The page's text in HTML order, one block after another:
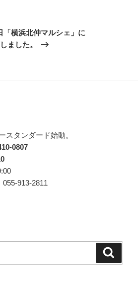
「横浜北仲マルシェ」に
ました。
スタンダード始動。
0807
055-913-2811